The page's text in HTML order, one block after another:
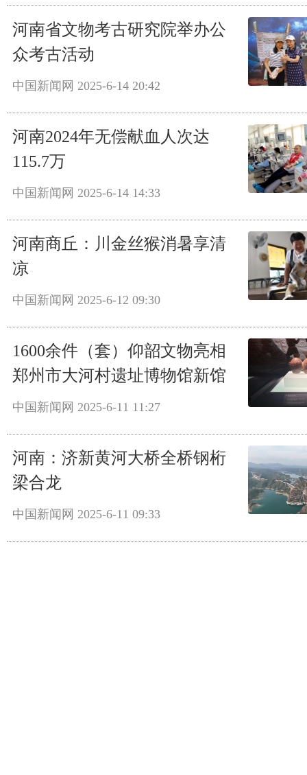
河南省文物考古研究院举办公
众考古活动
中国新闻网 2025-6-14 20:42
河南2024年无偿献血人次达
115.7万
中国新闻网 2025-6-14 14:33
河南商丘：川金丝猴消暑享清
凉
中国新闻网 2025-6-12 09:30
1600余件（套）仰韶文物亮相
郑州市大河村遗址博物馆新馆
中国新闻网 2025-6-11 11:27
河南：济新黄河大桥全桥钢桁
梁合龙
中国新闻网 2025-6-11 09:33